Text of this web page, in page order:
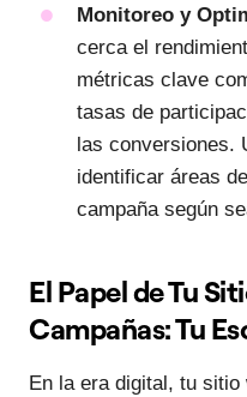
Monitoreo y
cerca el
métricas clave
tasas de
las conversiones.
identificar áreas
campaña según
El Papel de Tu
Campañas: Tu
En la era digital, tu